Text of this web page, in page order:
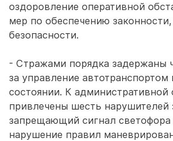
оздоровление оперативной
мер по обеспечению
безопасности.
- Стражами порядка задержаны
за управление автотранспортом
состоянии. К административной
привлечены шесть нарушителей
запрещающий сигнал светофора
нарушение правил